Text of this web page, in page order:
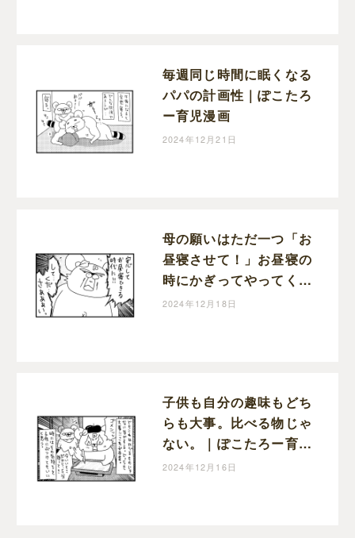
毎週同じ時間に眠くなる
パパの計画性｜ぽこたろ
ー育児漫画
2024年12月21日
母の願いはただ一つ「お
昼寝させて！」お昼寝の
時にかぎってやってくる
宣伝車｜ぽこたろー育児
2024年12月18日
子供も自分の趣味もどち
らも大事。比べる物じゃ
ない。｜ぽこたろー育児
漫画
2024年12月16日